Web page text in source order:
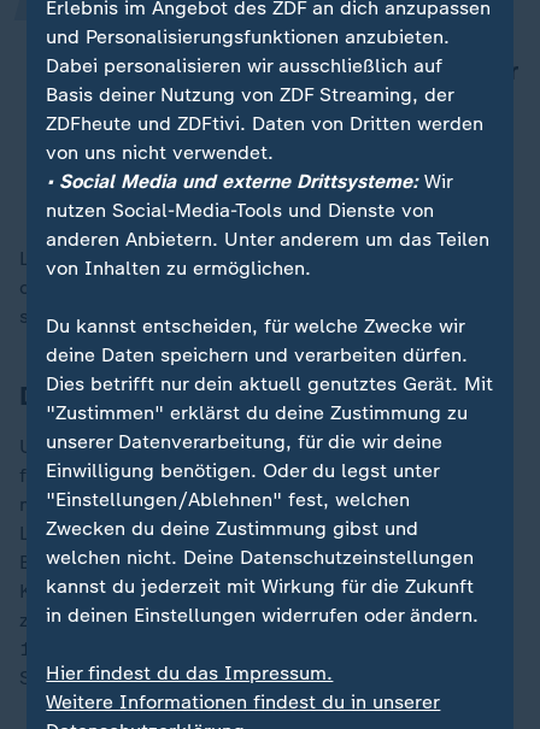
schreiben, wie viel Geld sie wegen
dir verloren haben und sie drohen dir
und sagen, du sollst es
zurücküberweisen.
Tennisspielerin Eva Lys
Lys weiter: "Die haben keine Scham. Die beleidigen,
das sind Morddrohungen. Sexismus. Alles", schilderte
sie. Auch Anzeige habe sie schon erstattet, so Lys.
Das unternimmt die WTA
Um die Spielerinnen im Internet besser zu schützen,
führte die Damen-Profiorganisation WTA im Jahr 2024
mit anderen Organisationen eine technologische
Lösung ein. Künstliche Intelligenz (KI) soll
Botschaften filtern. Rund 12.000 Posts und
Kommentare, die die Regeln brechen, seien so
zwischen Januar und Oktober 2024 entdeckt worden.
15 Konten seien an nationale
Strafverfolgungsbehörden weitergeleitet worden.
Erlebnis im Angebot des ZDF an dich anzupassen
und Personalisierungsfunktionen anzubieten.
Dabei personalisieren wir ausschließlich auf
Basis deiner Nutzung von ZDF Streaming, der
ZDFheute und ZDFtivi. Daten von Dritten werden
von uns nicht verwendet.
• Social Media und externe Drittsysteme:Wir
nutzen Social-Media-Tools und Dienste von
anderen Anbietern. Unter anderem um das Teilen
von Inhalten zu ermöglichen.
Du kannst entscheiden, für welche Zwecke wir
deine Daten speichern und verarbeiten dürfen.
Dies betrifft nur dein aktuell genutztes Gerät. Mit
"Zustimmen" erklärst du deine Zustimmung zu
unserer Datenverarbeitung, für die wir deine
Einwilligung benötigen. Oder du legst unter
"Einstellungen/Ablehnen" fest, welchen
Zwecken du deine Zustimmung gibst und
welchen nicht. Deine Datenschutzeinstellungen
kannst du jederzeit mit Wirkung für die Zukunft
in deinen Einstellungen widerrufen oder ändern.
Hier findest du das Impressum.
Weitere Informationen findest du in unserer